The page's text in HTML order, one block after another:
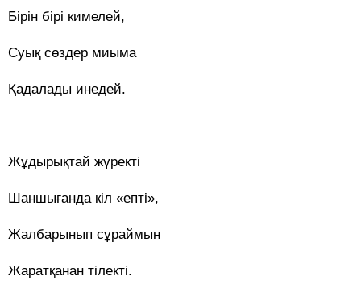
Бірін бірі кимелей,
Суық сөздер миыма
Қадалады инедей.
Жұдырықтай жүректі
Шаншығанда кіл «епті»,
Жалбарынып сұраймын
Жаратқанан тілекті.